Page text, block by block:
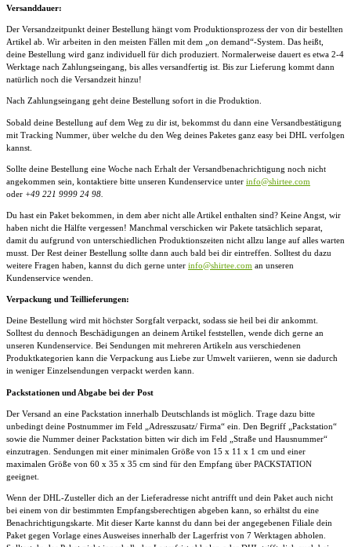
Versanddauer:
Der Versandzeitpunkt deiner Bestellung hängt vom Produktionsprozess der von dir bestellten
Artikel ab. Wir arbeiten in den meisten Fällen mit dem „on demand“-System. Das heißt,
deine Bestellung wird ganz individuell für dich produziert. Normalerweise dauert es etwa 2-4
Werktage nach Zahlungseingang, bis alles versandfertig ist. Bis zur Lieferung kommt dann
natürlich noch die Versandzeit hinzu!
Nach Zahlungseingang geht deine Bestellung sofort in die Produktion.
Sobald deine Bestellung auf dem Weg zu dir ist, bekommst du dann eine Versandbestätigung
mit Tracking Nummer, über welche du den Weg deines Paketes ganz easy bei DHL verfolgen
kannst.
Sollte deine Bestellung eine Woche nach Erhalt der Versandbenachrichtigung noch nicht
angekommen sein, kontaktiere bitte unseren Kundenservice unter info@shirtee.com
oder +49 221 9999 24 98.
Du hast ein Paket bekommen, in dem aber nicht alle Artikel enthalten sind? Keine Angst, wir
haben nicht die Hälfte vergessen! Manchmal verschicken wir Pakete tatsächlich separat,
damit du aufgrund von unterschiedlichen Produktionszeiten nicht allzu lange auf alles warten
musst. Der Rest deiner Bestellung sollte dann auch bald bei dir eintreffen. Solltest du dazu
weitere Fragen haben, kannst du dich gerne unter info@shirtee.com an unseren
Kundenservice wenden.
Verpackung und Teillieferungen:
Deine Bestellung wird mit höchster Sorgfalt verpackt, sodass sie heil bei dir ankommt.
Solltest du dennoch Beschädigungen an deinem Artikel feststellen, wende dich gerne an
unseren Kundenservice. Bei Sendungen mit mehreren Artikeln aus verschiedenen
Produktkategorien kann die Verpackung aus Liebe zur Umwelt variieren, wenn sie dadurch
in weniger Einzelsendungen verpackt werden kann.
Packstationen und Abgabe bei der Post
Der Versand an eine Packstation innerhalb Deutschlands ist möglich. Trage dazu bitte
unbedingt deine Postnummer im Feld „Adresszusatz/ Firma“ ein. Den Begriff „Packstation“
sowie die Nummer deiner Packstation bitten wir dich im Feld „Straße und Hausnummer“
einzutragen. Sendungen mit einer minimalen Größe von 15 x 11 x 1 cm und einer
maximalen Größe von 60 x 35 x 35 cm sind für den Empfang über PACKSTATION
geeignet.
Wenn der DHL-Zusteller dich an der Lieferadresse nicht antrifft und dein Paket auch nicht
bei einem von dir bestimmten Empfangsberechtigen abgeben kann, so erhältst du eine
Benachrichtigungskarte. Mit dieser Karte kannst du dann bei der angegebenen Filiale dein
Paket gegen Vorlage eines Ausweises innerhalb der Lagerfrist von 7 Werktagen abholen.